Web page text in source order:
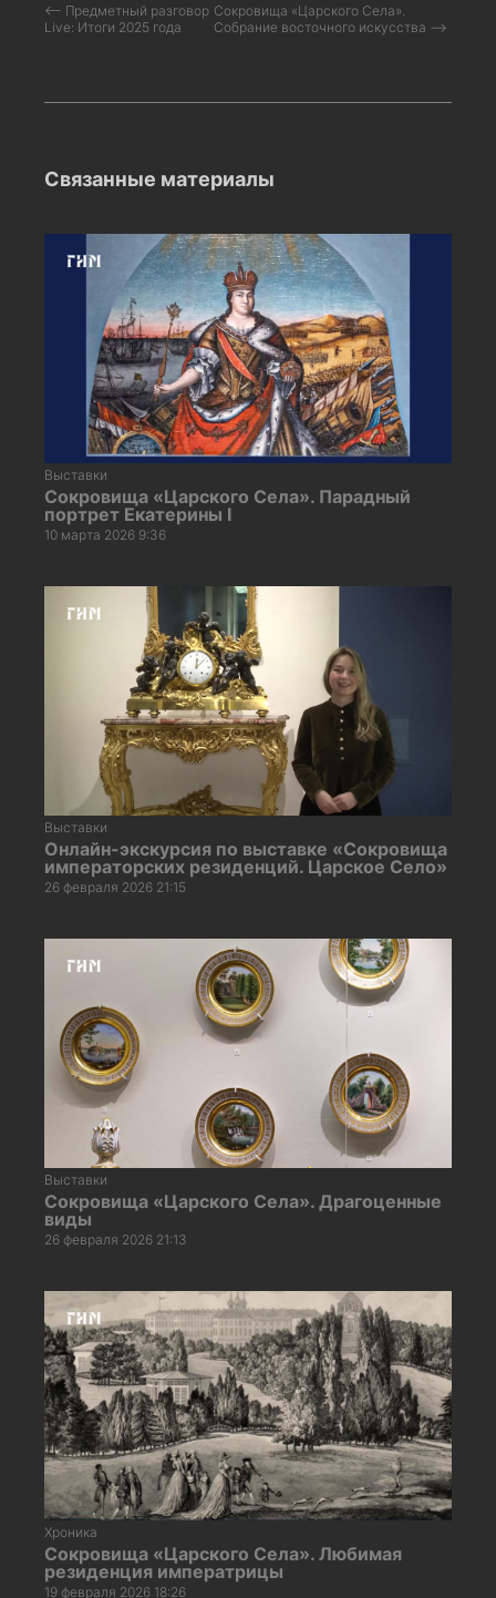
⟵ Предметный разговор
Live: Итоги 2025 года
Сокровища «Царского Села».
Собрание восточного искусства ⟶
Связанные материалы
Выставки
Сокровища «Царского Села». Парадный
портрет Екатерины I
10 марта 2026 9:36
Выставки
Онлайн-экскурсия по выставке «Сокровища
императорских резиденций. Царское Село»
26 февраля 2026 21:15
Выставки
Сокровища «Царского Села». Драгоценные
виды
26 февраля 2026 21:13
Хроника
Сокровища «Царского Села». Любимая
резиденция императрицы
19 февраля 2026 18:26